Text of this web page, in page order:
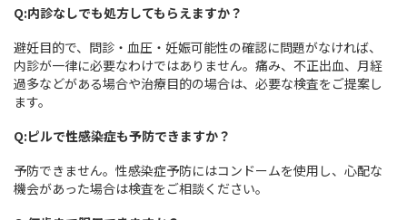
Q:内診なしでも処方してもらえますか？
避妊目的で、問診・血圧・妊娠可能性の確認に問題がなければ、
内診が一律に必要なわけではありません。痛み、不正出血、月経
過多などがある場合や治療目的の場合は、必要な検査をご提案し
ます。
Q:ピルで性感染症も予防できますか？
予防できません。性感染症予防にはコンドームを使用し、心配な
機会があった場合は検査をご相談ください。